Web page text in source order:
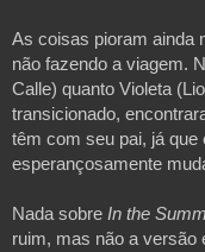
As coisas pioram ainda
não fazendo a viagem.
Calle) quanto Violeta
transicionado,
têm com seu pai, já que
esperançosamente
Nada sobre In the
ruim, mas não a versão